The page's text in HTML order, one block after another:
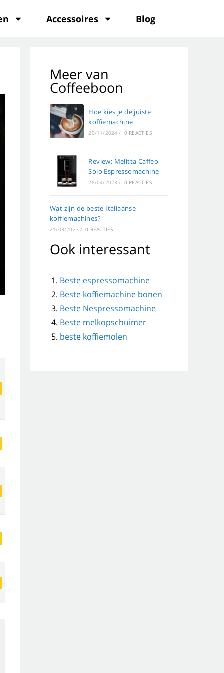
Accessoires Blog
Meer van
Coffeeboon
Hoe kies je de juiste
koffiemachine
20/11/2024 / 0 REACTIES
Review: Melitta Caffeo
Solo Espressomachine
28/04/2023 / 0 REACTIES
Wat zijn de beste Italiaanse
koffiemachines?
21/03/2023 / 0 REACTIES
Ook interessant
Beste espressomachine
Beste koffiemachine bonen
Beste Nespressomachine
Beste melkopschuimer
beste koffiemolen